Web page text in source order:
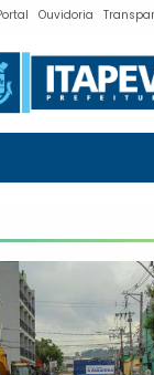
Ouvidoria